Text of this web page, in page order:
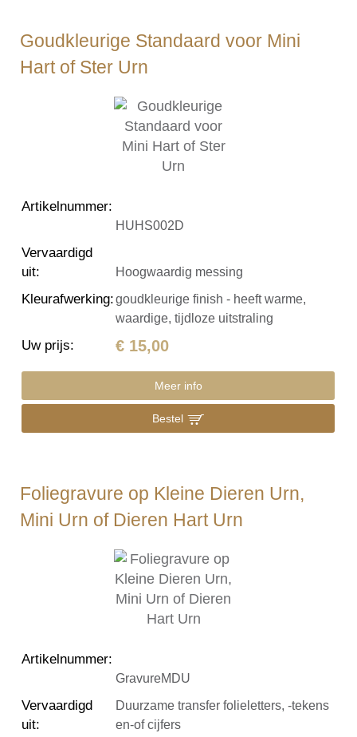
Goudkleurige Standaard voor Mini
Hart of Ster Urn
Artikelnummer:
HUHS002D
Vervaardigd
uit: Hoogwaardig messing
Kleurafwerking:goudkleurige finish - heeft warme,
waardige, tijdloze uitstraling
Uw prijs: € 15,00
Meer info
Bestel
Foliegravure op Kleine Dieren Urn,
Mini Urn of Dieren Hart Urn
Artikelnummer:
GravureMDU
Vervaardigd
uit:
Duurzame transfer folieletters, -tekens
en-of cijfers